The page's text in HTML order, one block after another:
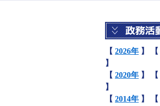
【 2026年 】 【
】
【 2020年 】 【
】
【 2014年 】 【